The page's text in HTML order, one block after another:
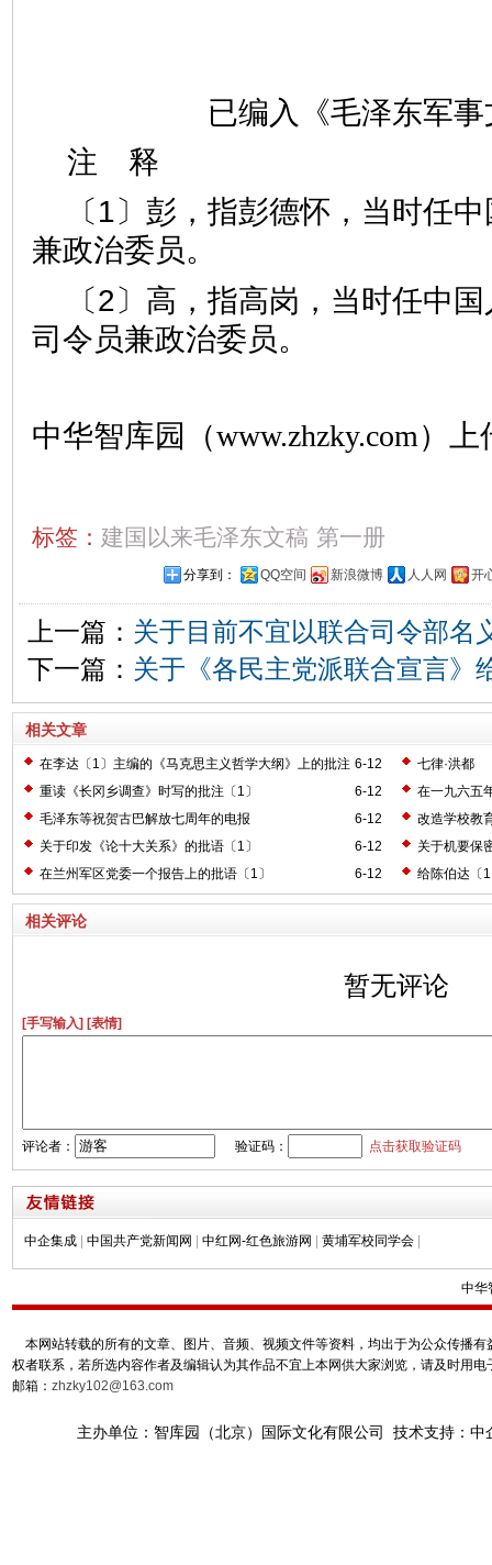
已编入《毛泽东军
注 释
〔1〕彭，指彭德怀，当时任
兼政治委员。
〔2〕高，指高岗，当时任中
司令员兼政治委员。
中华智库园（www.zhzky.com）上
标签： 建国以来毛泽东文稿 第一册
分享到： QQ空间 新浪微博 人人网 开
上一篇： 关于目前不宜以联合司令部名
下一篇： 关于《各民主党派联合宣言》
相关文章
6-12
在李达〔1〕主编的《马克思主义哲学大纲》上的批注
〔2〕
七律·洪都
6-12
重读《长冈乡调查》时写的批注〔1〕
在一九六五
6-12
毛泽东等祝贺古巴解放七周年的电报
改造学校教
6-12
关于印发《论十大关系》的批语〔1〕
关于机要保
6-12
在兰州军区党委一个报告上的批语〔1〕 给陈伯达〔
相关评论
暂无评论
[手写输入] [表情]
评论者： 验证码： 点击获取验证码
中企集成 | 中国共产党新闻网 | 中红网-红色旅游网 | 黄埔军校同学会 |
中华
本网站转载的所有的文章、图片、音频、视频文件等资料，均出于为公众传播
权者联系，若所选内容作者及编辑认为其作品不宜上本网供大家浏览，请及时用
邮箱： zhzky102@163.com
主办单位：智库园（北京）国际文化有限公司 技术支持：